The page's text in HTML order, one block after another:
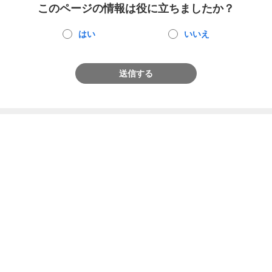
このページの情報は役に立ちましたか？
はい いいえ
送信する